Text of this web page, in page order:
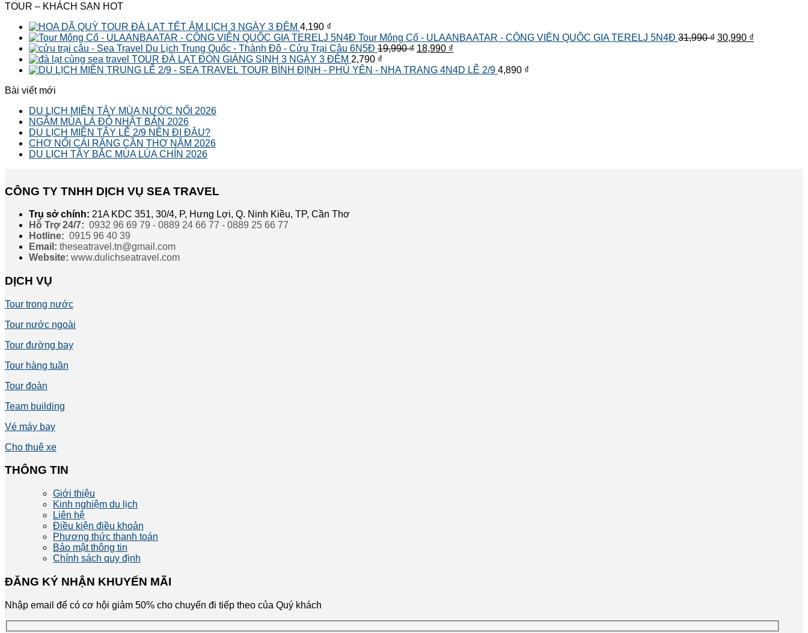
TOUR – KHÁCH SẠN HOT
TOUR ĐÀ LẠT TẾT ÂM LỊCH 3 NGÀY 3 ĐÊM 4,190 ₫
Tour Mông Cổ - ULAANBAATAR - CÔNG VIÊN QUỐC GIA TERELJ 5N4Đ 31,990₫ Giá
30,990 ₫
Du Lịch Trung Quốc - Thành Đô - Cửu Trại Câu 6N5Đ 19,990₫ Giá
là:
18,990 ₫
tại
TOUR ĐÀ LẠT ĐÓN GIÁNG SINH 3 NGÀY 3 ĐÊM 2,790 ₫
TOUR BÌNH ĐỊNH - PHÚ YÊN - NHA TRANG 4N4D LỄ 2/9 4,890 ₫
Bài viết mới
DU LỊCH MIỀN TÂY MÙA NƯỚC NỔI 2026
NGẮM MÙA LÁ ĐỎ NHẬT BẢN 2026
DU LỊCH MIỀN TÂY LỄ 2/9 NÊN ĐI ĐÂU?
CHỢ NỔI CÁI RĂNG CẦN THƠ NĂM 2026
DU LỊCH TÂY BẮC MÙA LÚA CHÍN 2026
CÔNG TY TNHH DỊCH VỤ SEA TRAVEL
Trụ sở chính: 21A KDC 351, 30/4, P, Hưng Lợi, Q. Ninh Kiều, TP, Cần Thơ
Hỗ Trợ 24/7: 0932 96 69 79 - 0889 24 66 77 - 0889 25 66 77
Hotline: 0915 96 40 39
Email: theseatravel.tn@gmail.com
Website: www.dulichseatravel.com
DỊCH VỤ
Tour trong nước
Tour nước ngoài
Tour đường bay
Tour hàng tuần
Tour đoàn
Team building
Vé máy bay
Cho thuê xe
THÔNG TIN
Giới thiệu
Kinh nghiệm du lịch
Liên hệ
Điều kiện điều khoản
Phương thức thanh toán
Bảo mật thông tin
Chính sách quy định
ĐĂNG KÝ NHẬN KHUYẾN MÃI
Nhập email để có cơ hội giảm 50% cho chuyến đi tiếp theo của Quý khách